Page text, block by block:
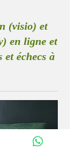
(visio) et
en ligne et
et échecs à